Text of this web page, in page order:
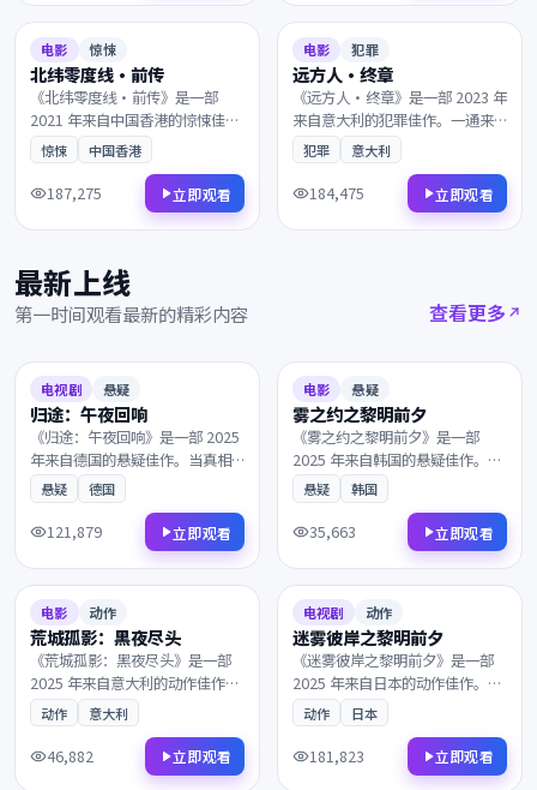
8.3
电影 惊悚
北纬零度线·前传
《北纬零度线·前传》是一部
2021 年来自中国香港的惊悚佳
作。当真相只剩一线之隔，一段
隐忍多年的爱意终于得以释放。
剧情反转令人回味，情感层次饱
满深刻，影迷不容错过。
惊悚 中国香港
187,275 立即观看
7.4
电影 犯罪
远方人·终章
《远方人·终章》是一部 2023 年
来自意大利的犯罪佳作。一通来
自陌生人的电话打破了平静，一
封匿名信打乱了原本平静的生
活。是近年来不可多得的院线佳
作，影迷不容错过。
犯罪 意大利
184,475 立即观看
最新上线
第一时间观看最新的精彩内容 查看更多
7.8
电视剧 悬疑
归途：午夜回响
《归途：午夜回响》是一部 2025
年来自德国的悬疑佳作。当真相
只剩一线之隔，一段尘封多年的
往事被缓缓揭开。兼具商业类型
片的爽感与艺术片的余韵，影迷
悬疑 德国
121,879 立即观看
9.1
电影 悬疑
雾之约之黎明前夕
《雾之约之黎明前夕》是一部
2025 年来自韩国的悬疑佳作。一
段被尘封多年的往事，一群孤独
的旅人在终点的小酒馆相遇。兼
具商业类型片的爽感与艺术片的
余韵，影迷不容错过。
悬疑 韩国
35,663 立即观看
7.2
电影 动作
荒城孤影：黑夜尽头
《荒城孤影：黑夜尽头》是一部
2025 年来自意大利的动作佳作。
一艘货轮深夜驶入未知海域，一
封匿名信打乱了原本平静的生
活。镜头语言细腻动人，配乐与
画面相得益彰，影迷不容错过。
动作 意大利
46,882 立即观看
6.5
电视剧 动作
迷雾彼岸之黎明前夕
《迷雾彼岸之黎明前夕》是一部
2025 年来自日本的动作佳作。当
真相只剩一线之隔，一个普通人
意外卷入了跨国阴谋的中心。兼
具商业类型片的爽感与艺术片的
余韵，影迷不容错过。
动作 日本
181,823 立即观看